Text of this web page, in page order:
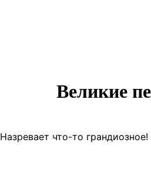
Великие
Назревает что-то